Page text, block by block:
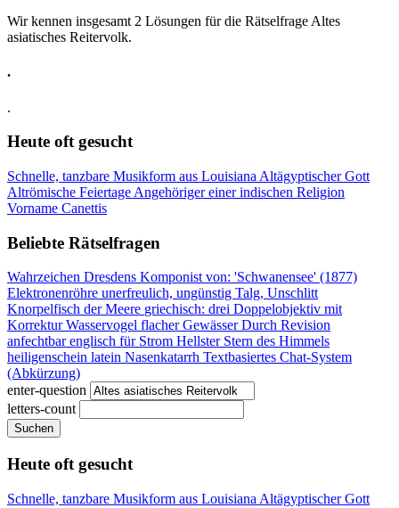
Wir kennen insgesamt 2 Lösungen für die Rätselfrage Altes
asiatisches Reitervolk.
.
.
Heute oft gesucht
Schnelle, tanzbare Musikform aus Louisiana Altägyptischer Gott
Altrömische Feiertage Angehöriger einer indischen Religion
Vorname Canettis
Beliebte Rätselfragen
Wahrzeichen Dresdens Komponist von: 'Schwanensee' (1877)
Elektronenröhre unerfreulich, ungünstig Talg, Unschlitt
Knorpelfisch der Meere griechisch: drei Doppelobjektiv mit
KorrekturWasservogel flacher GewässerDurch Revision
anfechtbarenglisch für Strom Hellster Stern des Himmels
heiligenschein latein Nasenkatarrh Textbasiertes Chat-System
(Abkürzung)
enter-question
letters-count
Suchen
Heute oft gesucht
Schnelle, tanzbare Musikform aus Louisiana Altägyptischer Gott